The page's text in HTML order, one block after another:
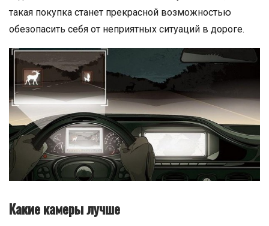
такая покупка станет прекрасной возможностью
обезопасить себя от неприятных ситуаций в дороге.
Какие камеры лучше